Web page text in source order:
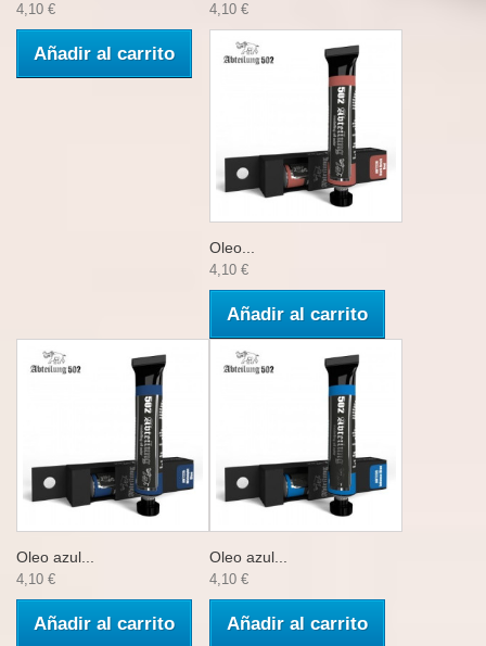
4,10 €
Añadir al carrito
4,10 €
Oleo...
4,10 €
Añadir al carrito
Oleo azul...
4,10 €
Añadir al carrito
Oleo azul...
4,10 €
Añadir al carrito